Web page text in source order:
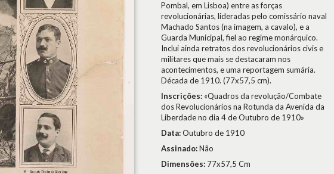
Pombal, em Lisboa) entre as forças
revolucionárias, lideradas pelo comissário naval
Machado Santos (na imagem, a cavalo), e a
Guarda Municipal, fiel ao regime monárquico.
Inclui ainda retratos dos revolucionários civis e
militares que mais se destacaram nos
acontecimentos, e uma reportagem sumária.
Década de 1910. (77x57,5 cm).
Inscrições: «Quadros da revolução/Combate
dos Revolucionários na Rotunda da Avenida da
Liberdade no dia 4 de Outubro de 1910»
Data:Outubro de 1910
Assinado:Não
Dimensões: 77x57,5 Cm